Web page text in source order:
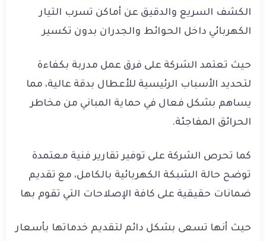
الكشف السريع والدقيق عن أماكن تسرب التيار
الكهربائي داخل الحوائط والجدران بدون تكسير
حيث تعتمد الشركة على فرق عمل مدربة بكفاءة
لتحديد الأسباب الرئيسية للأعطال بدقة عالية، مما
يساهم بشكل فعال في حماية المباني من مخاطر
الحرائق المفاجئة.
كما تحرص الشركة على توفير تقارير فنية معتمدة
توضح حالة الشبكة الكهربائية بالكامل، مع تقديم
ضمانات حقيقية على كافة الإصلاحات التي تقوم بها
حيث أنها تسعى بشكل دائم لتقديم خدماتها بأسعار